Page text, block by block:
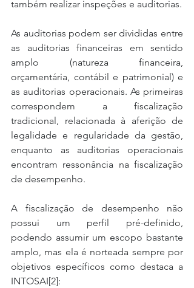
também realizar inspeções e auditorias.
As auditorias podem ser divididas entre
as auditorias financeiras em sentido
amplo (natureza financeira,
orçamentária, contábil e patrimonial) e
as auditorias operacionais. As primeiras
correspondem a fiscalização
tradicional, relacionada à aferição de
legalidade e regularidade da gestão,
enquanto as auditorias operacionais
encontram ressonância na fiscalização
de desempenho.
A fiscalização de desempenho não
possui um perfil pré-definido,
podendo assumir um escopo bastante
amplo, mas ela é norteada sempre por
objetivos específicos como destaca a
INTOSAI[2]: